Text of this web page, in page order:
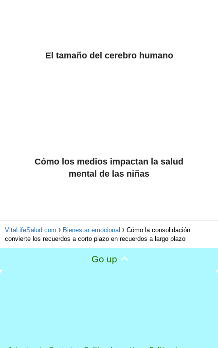
El tamaño del cerebro humano
Cómo los medios impactan la salud
mental de las niñas
VitaLifeSalud.com Bienestar emocional
Cómo la consolidación
convierte los recuerdos a corto plazo en recuerdos a largo plazo
Go up